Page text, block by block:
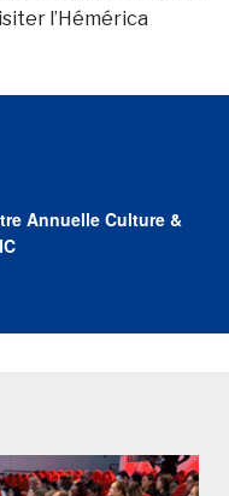
l’Hémérica
Annuelle Culture &